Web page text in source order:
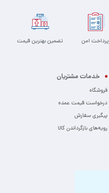
پرداخت امن تضمین بهترین قیمت
خدمات مشتریان
فروشگاه
درخواست قیمت عمده
پیگیری سفارش
رویه‌های بازگرداندن کالا